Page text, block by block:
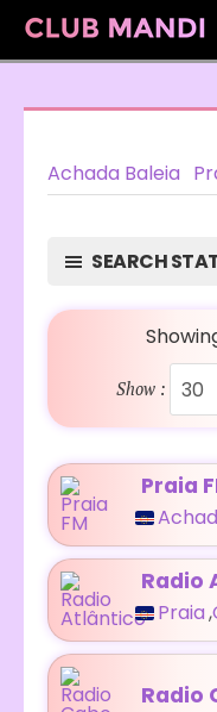
Achada Baleia
SEARCH
Show :
Praia
Radio
Praia,